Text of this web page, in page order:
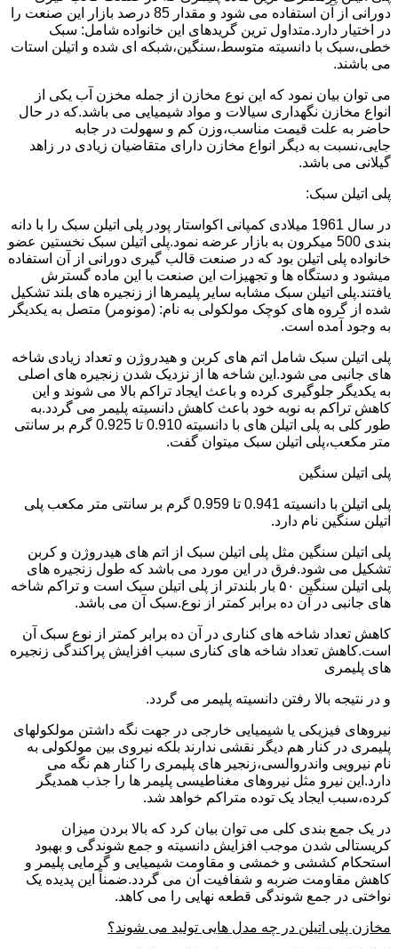
دورانی از آن استفاده می شود و مقدار 85 درصد بازار این صنعت را
در اختیار دارد.متداول ترین گریدهای این خانواده شامل: سبک
خطی،سبک با دانسیته متوسط،سنگین،شبکه ای شده و اتیلن استات
می باشند.
می توان بیان نمود که این نوع مخازن از جمله مخزن آب یکی از
انواع مخازن نگهداری سیالات و مواد شیمیایی می باشد.که در حال
حاضر به علت قیمت مناسب،وزن کم و سهولت در جابه
جایی،نسبت به دیگر انواع مخازن دارای متقاضیان زیادی در زاهد
گیلانی می باشد.
پلی اتیلن سبک:
در سال 1961 میلادی کمپانی اکواستار پودر پلی اتیلن سبک را با دانه
بندی 500 میکرون به بازار عرضه نمود.پلی اتیلن سبک نخستین عضو
خانواده پلی اتیلن بود که در صنعت قالب گیری دورانی از آن استفاده
میشود و دستگاه ها و تجهیزات این صنعت با این ماده گسترش
یافتند.پلی اتیلن سبک مشابه سایر پلیمرها از زنجیره های بلند تشکیل
شده از گروه های کوچک مولکولی به نام: (مونومر) متصل به یکدیگر
به وجود آمده است.
پلی اتیلن سبک شامل اتم های کربن و هیدروژن و تعداد زیادی شاخه
های جانبی می شود.این شاخه ها از نزدیک شدن زنجیره های اصلی
به یکدیگر جلوگیری کرده و باعث ایجاد تراکم بالا می شوند و این
کاهش تراکم به نوبه خود باعث کاهش دانسیته پلیمر می گردد.به
طور کلی به پلی اتیلن های با دانسیته 0.910 تا 0.925 گرم بر سانتی
متر مکعب،پلی اتیلن سبک میتوان گفت.
پلی اتیلن سنگین
پلی اتیلن با دانسیته 0.941 تا 0.959 گرم بر سانتی متر مکعب پلی
اتیلن سنگین نام دارد.
پلی اتیلن سنگین مثل پلی اتیلن سبک از اتم های هیدروژن و کربن
تشکیل می شود.فرق در این مورد می باشد که طول زنجیره های
پلی اتیلن سنگین ۵۰ بار بلندتر از پلی اتیلن سبک است و تراکم شاخه
های جانبی در آن ده برابر کمتر از نوع.سبک آن می باشد.
کاهش تعداد شاخه های کناری در آن ده برابر کمتر از نوع سبک آن
است.کاهش تعداد شاخه های کناری سبب افزایش پراکندگی زنجیره
های پلیمری
و در نتیجه بالا رفتن دانسیته پلیمر می گردد.
نیروهای فیزیکی یا شیمیایی خارجی در جهت نگه داشتن مولکولهای
پلیمری در کنار هم دیگر نقشی ندارند بلکه نیروی بین مولکولی به
نام نیرویی واندروالسی،زنجیر های پلیمری را کنار هم نگه می
دارد.این نیرو مثل نیروهای مغناطیسی پلیمر ها را جذب همدیگر
کرده،سبب ایجاد یک توده متراکم خواهد شد.
در یک جمع بندی کلی می توان بیان کرد که بالا بردن میزان
کریستالی شدن موجب افزایش دانسیته و جمع شوندگی و بهبود
استحکام کششی و خمشی و مقاومت شیمیایی و گرمایی پلیمر و
کاهش مقاومت ضربه و شفافیت آن می گردد.ضمناً این پدیده یک
نواختی در جمع شوندگی قطعه نهایی را می کاهد.
مخازن پلی اتیلن در چه مدل هایی تولید می شوند؟